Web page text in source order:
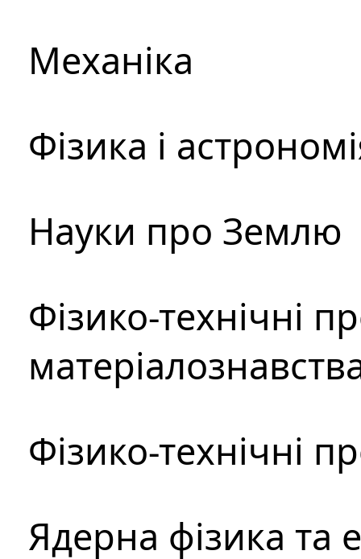
Механіка
Фізика і
Науки про Землю
Фізико-технічні
Фізико-технічні
Ядерна фізика та